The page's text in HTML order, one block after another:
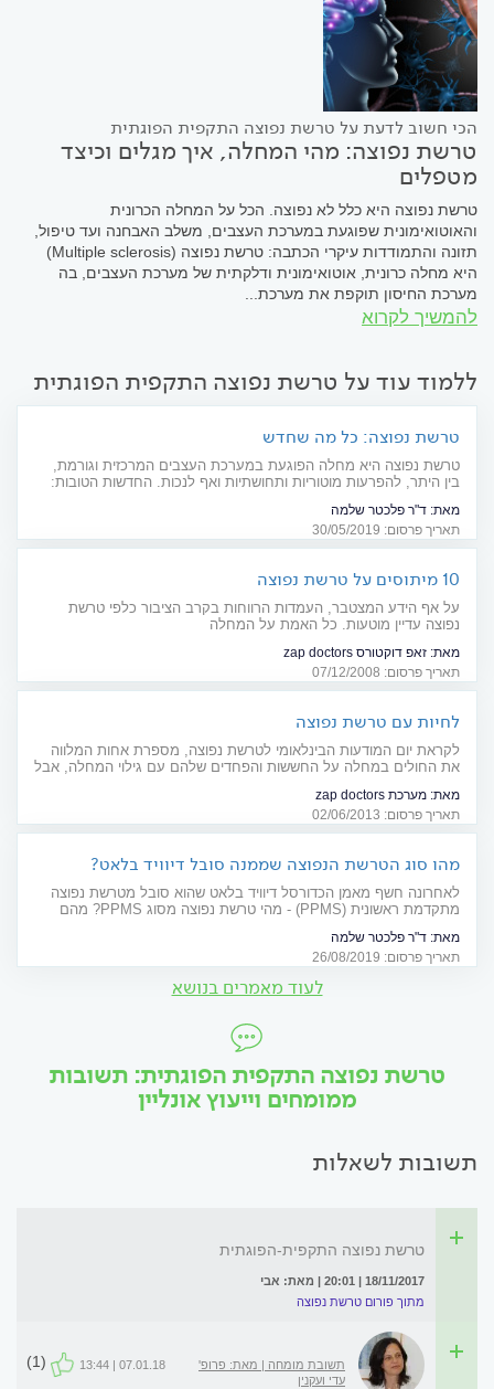
הכי חשוב לדעת על טרשת נפוצה התקפית הפוגתית
טרשת נפוצה: מהי המחלה, איך מגלים וכיצד
מטפלים
טרשת נפוצה היא כלל לא נפוצה. הכל על המחלה הכרונית
והאוטואימונית שפוגעת במערכת העצבים, משלב האבחנה ועד טיפול,
תזונה והתמודדות עיקרי הכתבה: טרשת נפוצה (Multiple sclerosis)
היא מחלה כרונית, אוטואימונית ודלקתית של מערכת העצבים, בה
מערכת החיסון תוקפת את מערכת...
להמשיך לקרוא
ללמוד עוד על טרשת נפוצה התקפית הפוגתית
טרשת נפוצה: כל מה שחדש
טרשת נפוצה היא מחלה הפוגעת במערכת העצבים המרכזית וגורמת,
בין היתר, להפרעות מוטוריות ותחושתיות ואף לנכות. החדשות הטובות:
משמעותי את איכות ותוחלת החיים של החולים. סקירה מקיפה לרגל יום
המודעות למחלה (30.5)
מאת: ד"ר פלכטר שלמה
תאריך פרסום: 30/05/2019
10 מיתוסים על טרשת נפוצה
על אף הידע המצטבר, העמדות הרווחות בקרב הציבור כלפי טרשת
נפוצה עדיין מוטעות. כל האמת על המחלה
מאת: זאפ דוקטורס zap doctors
תאריך פרסום: 07/12/2008
לחיות עם טרשת נפוצה
לקראת יום המודעות הבינלאומי לטרשת נפוצה, מספרת אחות המלווה
את החולים במחלה על החששות והפחדים שלהם עם גילוי המחלה, אבל
מאת: מערכת zap doctors
תאריך פרסום: 02/06/2013
מהו סוג הטרשת הנפוצה שממנה סובל דיוויד בלאט?
לאחרונה חשף מאמן הכדורסל דיוויד בלאט שהוא סובל מטרשת נפוצה
מתקדמת ראשונית (PPMS) - מהי טרשת נפוצה מסוג PPMS? מהם
מאת: ד"ר פלכטר שלמה
תאריך פרסום: 26/08/2019
לעוד מאמרים בנושא
טרשת נפוצה התקפית הפוגתית: תשובות
ממומחים וייעוץ אונליין
תשובות לשאלות
טרשת נפוצה התקפית-הפוגתית
18/11/2017 | 20:01 | מאת: אבי
מתוך פורום טרשת נפוצה
תשובת מומחה | מאת: פרופ'
עדי ועקנין
07.01.18 | 13:44
(1)